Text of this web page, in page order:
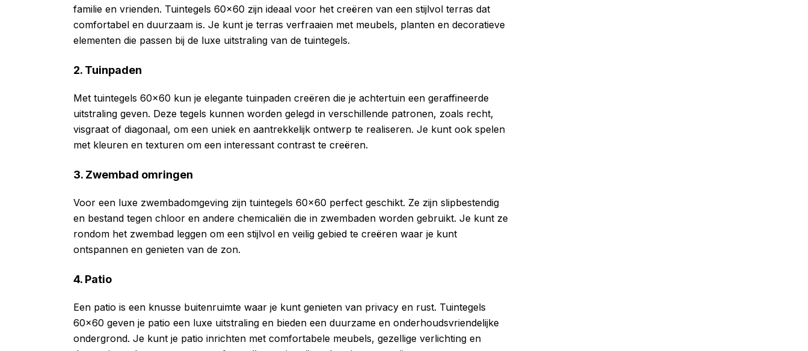
familie en vrienden. Tuintegels 60×60 zijn ideaal voor het creëren van een stijlvol terras dat
comfortabel en duurzaam is. Je kunt je terras verfraaien met meubels, planten en decoratieve
elementen die passen bij de luxe uitstraling van de tuintegels.
2. Tuinpaden
Met tuintegels 60×60 kun je elegante tuinpaden creëren die je achtertuin een geraffineerde
uitstraling geven. Deze tegels kunnen worden gelegd in verschillende patronen, zoals recht,
visgraat of diagonaal, om een uniek en aantrekkelijk ontwerp te realiseren. Je kunt ook spelen
met kleuren en texturen om een interessant contrast te creëren.
3. Zwembad omringen
Voor een luxe zwembadomgeving zijn tuintegels 60×60 perfect geschikt. Ze zijn slipbestendig
en bestand tegen chloor en andere chemicaliën die in zwembaden worden gebruikt. Je kunt ze
rondom het zwembad leggen om een stijlvol en veilig gebied te creëren waar je kunt
ontspannen en genieten van de zon.
4. Patio
Een patio is een knusse buitenruimte waar je kunt genieten van privacy en rust. Tuintegels
60×60 geven je patio een luxe uitstraling en bieden een duurzame en onderhoudsvriendelijke
ondergrond. Je kunt je patio inrichten met comfortabele meubels, gezellige verlichting en